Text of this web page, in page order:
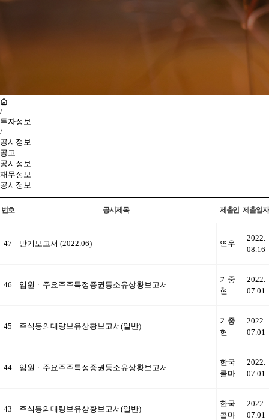
/
투자정보
/
공시정보
공고
공시정보
재무정보
공시정보
번호 공시제목 제출인 제출일자
47 반기보고서 (2022.06) 연우
2022.
08.16
46 임원ㆍ주요주주특정증권등소유상황보고서
기중
현
2022.
07.01
45 주식등의대량보유상황보고서(일반)
기중
현
2022.
07.01
44 임원ㆍ주요주주특정증권등소유상황보고서
한국
콜마
2022.
07.01
43 주식등의대량보유상황보고서(일반)
한국
콜마
2022.
07.01